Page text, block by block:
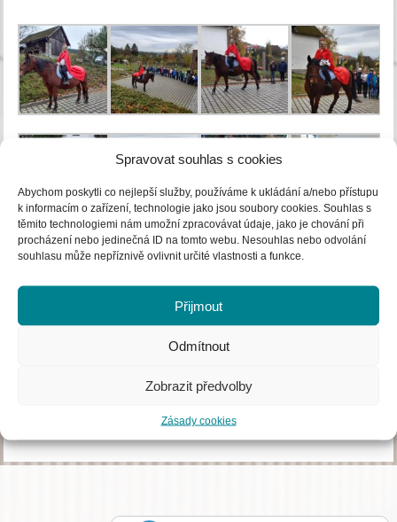
Spravovat souhlas s cookies
Abychom poskytli co nejlepší služby, používáme k ukládání a/nebo přístupu
k informacím o zařízení, technologie jako jsou soubory cookies. Souhlas s
těmito technologiemi nám umožní zpracovávat údaje, jako je chování při
procházení nebo jedinečná ID na tomto webu. Nesouhlas nebo odvolání
souhlasu může nepříznivě ovlivnit určité vlastnosti a funkce.
Přijmout
Odmítnout
Zobrazit předvolby
Zásady cookies